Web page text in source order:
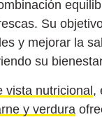
Su
y mejorar la
su
vista nutricional,
y verdura